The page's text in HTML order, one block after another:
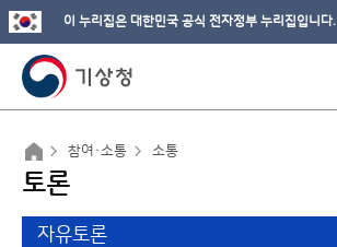
이 누리집은 대한민국 공식 전자정부 누리집입니다.
참여·소통 소통
토론
자유토론